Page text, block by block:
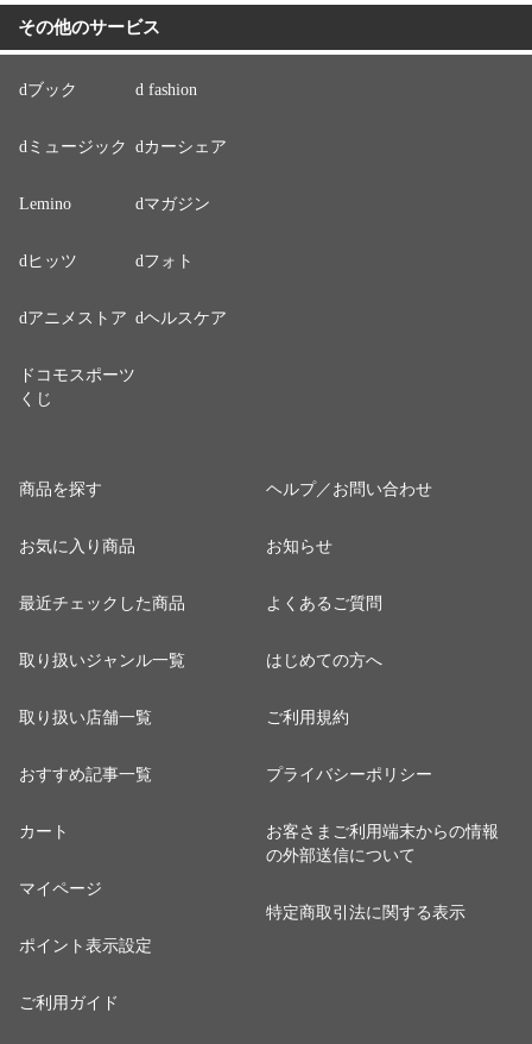
その他のサービス
dブック d fashion
dミュージック dカーシェア
Lemino dマガジン
dヒッツ dフォト
dアニメストア dヘルスケア
ドコモスポーツ
くじ
商品を探す
お気に入り商品
最近チェックした商品
取り扱いジャンル一覧
取り扱い店舗一覧
おすすめ記事一覧
カート
マイページ
ポイント表示設定
ご利用ガイド
ヘルプ／お問い合わせ
お知らせ
よくあるご質問
はじめての方へ
ご利用規約
プライバシーポリシー
お客さまご利用端末からの情報
の外部送信について
特定商取引法に関する表示